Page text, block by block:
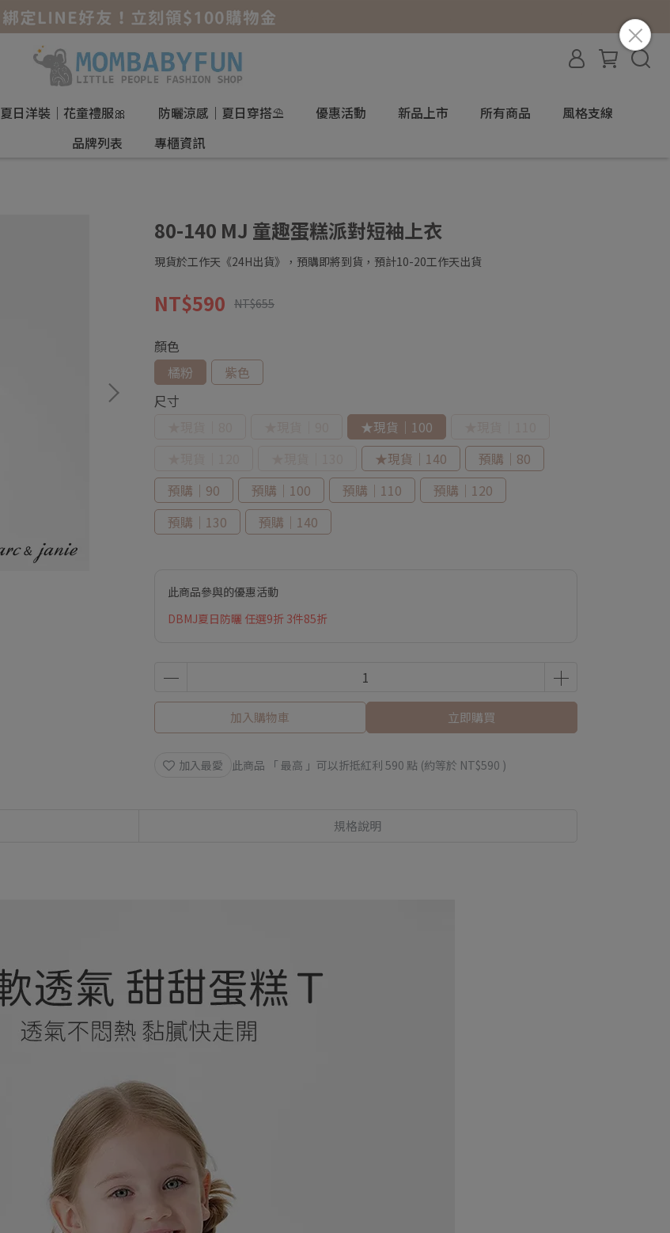
夏日洋裝｜花童禮服🎀 防曬涼感｜夏日穿搭⛱️ 優惠活動 新品上市 所有商品
風格支線
品牌列表
專櫃資訊
80-140 MJ 童趣蛋糕派對短袖上衣
現貨於工作天《24H出貨》，預購即將到貨，預計10-20工作天出貨
NT$590 NT$655
顏色
橘粉
紫色
尺寸
★現貨｜100
★現貨｜140
預購｜80
預購｜90
預購｜100 預購｜110
預購｜120
預購｜130
預購｜140
此商品參與的優惠活動
DBMJ夏日防曬 任選9折 3件85折
加入購物車 立即購買
加入最愛 此商品 「 最高 」可以折抵紅利 590 點 (約等於 NT$590 )
規格說明